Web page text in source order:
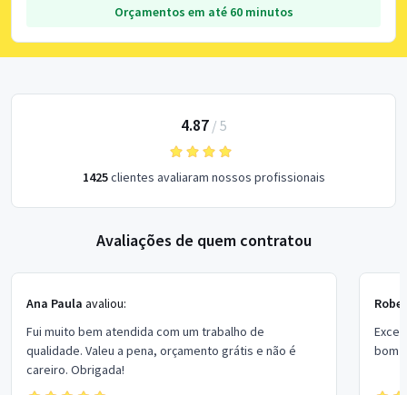
Orçamentos em até 60 minutos
4.87/ 5
1425clientes avaliaram nossos profissionais
Avaliações de quem contratou
Ana Paula avaliou:
Fui muito bem atendida com um trabalho de
qualidade. Valeu a pena, orçamento grátis e não é
careiro. Obrigada!
bom